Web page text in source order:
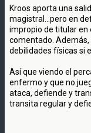
Kroos aporta una
magistral...pero en
impropio de titular en
comentado.
debilidades físicas si
Así que viendo el
enfermo y que no
ataca, defiende y
transita regular y